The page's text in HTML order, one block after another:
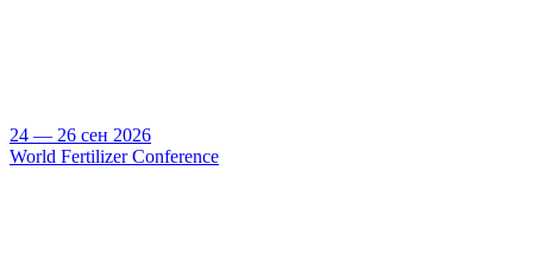
24 — 26 сен 2026
World Fertilizer Conference